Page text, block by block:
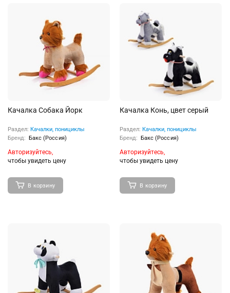
Качалка Собака Йорк
Раздел: Качалки, понициклы
Бренд: Бакс (Россия)
Авторизуйтесь,
чтобы увидеть цену
В корзину
Качалка Конь, цвет серый
Раздел: Качалки, понициклы
Бренд: Бакс (Россия)
Авторизуйтесь,
чтобы увидеть цену
В корзину